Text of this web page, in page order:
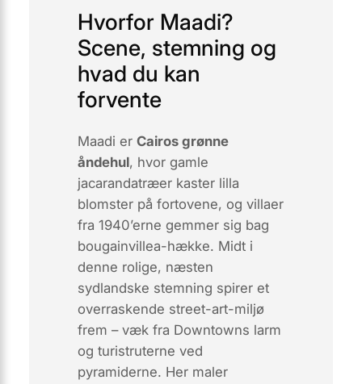
Hvorfor Maadi?
Scene, stemning og
hvad du kan
forvente
Maadi er Cairos grønne
åndehul, hvor gamle
jacarandatræer kaster lilla
blomster på fortovene, og villaer
fra 1940’erne gemmer sig bag
bougainvillea-hække. Midt i
denne rolige, næsten
sydlandske stemning spirer et
overraskende street-art-miljø
frem – væk fra Downtowns larm
og turistruterne ved
pyramiderne. Her maler